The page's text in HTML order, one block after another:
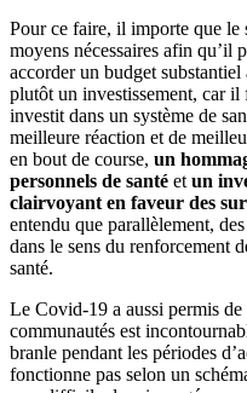
Pour ce faire, il importe que le
moyens nécessaires afin qu’il
accorder un budget
plutôt un investissement, car il
investit dans un système de
meilleure réaction et de
en bout de course, un
personnels de santé et un
clairvoyant en faveur des
entendu que parallèlement,
dans le sens du renforcement
santé.
Le Covid-19 a aussi permis de
communautés est
branle pendant les périodes
fonctionne pas selon un